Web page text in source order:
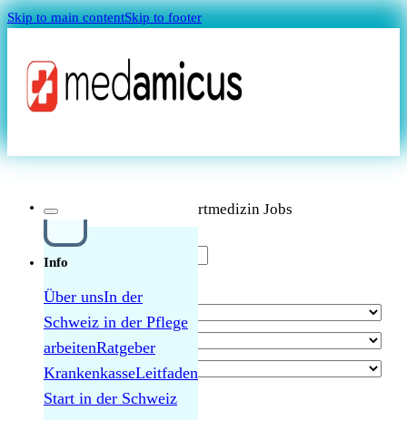
Skip to main contentSkip to footer
MAGAZIN
Magazin
Info
Über unsIn der
Schweiz in der Pflege
arbeitenRatgeber
KrankenkasseLeitfaden
Start in der Schweiz
Aktuelle Sportmedizin Jobs